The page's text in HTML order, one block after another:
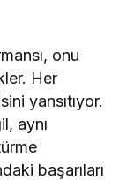
onu
Her
yansıtıyor.
aynı
başarıları